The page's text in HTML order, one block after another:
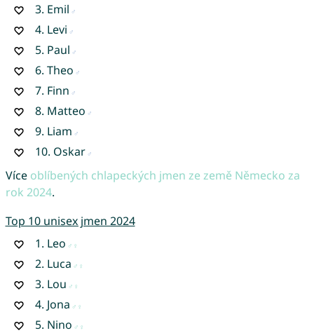
3. Emil
4. Levi
5. Paul
6. Theo
7. Finn
8. Matteo
9. Liam
10. Oskar
Více oblíbených chlapeckých jmen ze země Německo za
rok 2024.
Top 10 unisex jmen 2024
1. Leo
2. Luca
3. Lou
4. Jona
5. Nino